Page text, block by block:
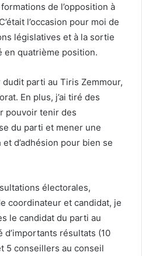
de l’opposition à
l’occasion pour moi de
législatives et à la sortie
en quatrième position.
parti au Tiris Zemmour,
En plus, j’ai tiré des
pouvoir tenir des
du parti et mener une
d’adhésion pour bien se
électorales,
coordinateur et candidat, je
le candidat du parti au
d’importants résultats (10
5 conseillers au conseil